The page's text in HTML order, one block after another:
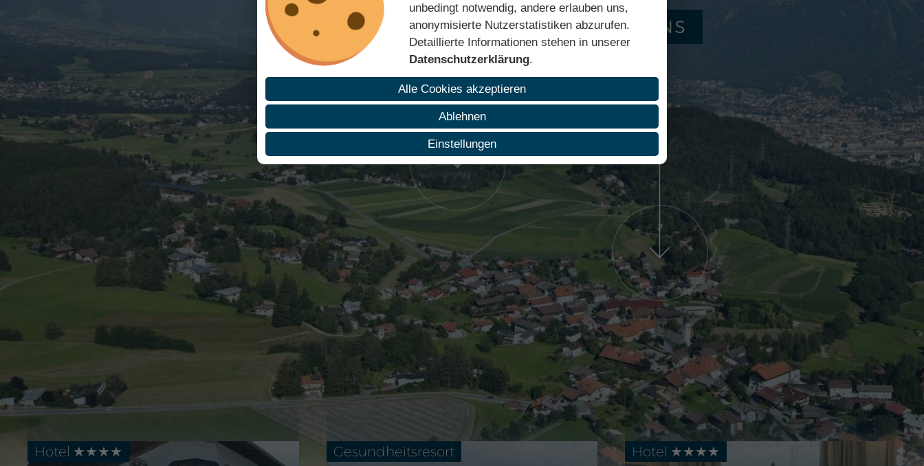
Hotel ★★★★ Gesundheitsresort Hotel ★★★★
unbedingt notwendig, andere erlauben uns,
anonymisierte Nutzerstatistiken abzurufen.
Detaillierte Informationen stehen in unserer
Datenschutzerklärung.
Alle Cookies akzeptieren
Ablehnen
Einstellungen